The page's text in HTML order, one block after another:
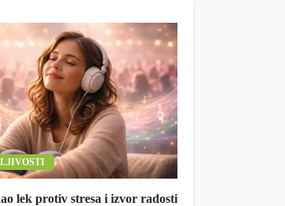
lek protiv stresa i izvor radosti